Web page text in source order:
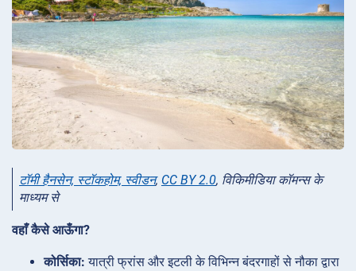
टॉमी हैनसेन, स्टॉकहोम, स्वीडन, CC BY 2.0, विकिमीडिया कॉमन्स के
माध्यम से
वहाँ कैसे आऊँगा?
कोर्सिका: यात्री फ्रांस और इटली के विभिन्न बंदरगाहों से नौका द्वारा